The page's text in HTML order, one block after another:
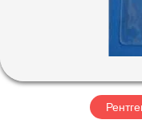
ФАБРИКИ